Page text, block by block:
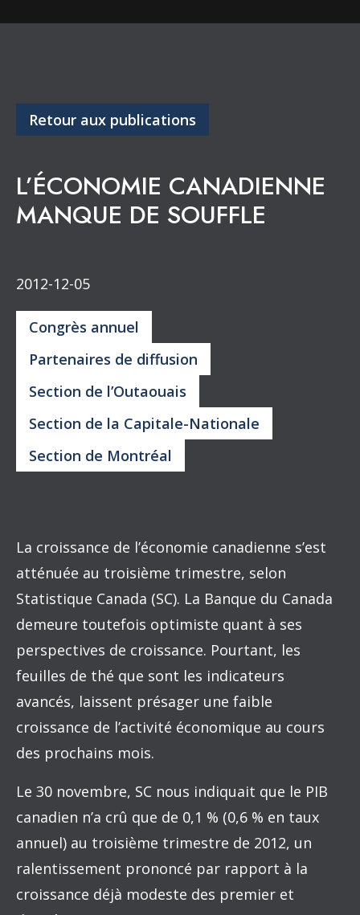
Retour aux publications
L’ÉCONOMIE CANADIENNE
MANQUE DE SOUFFLE
2012-12-05
Congrès annuel
Partenaires de diffusion
Section de l’Outaouais
Section de la Capitale-Nationale
Section de Montréal
La croissance de l’économie canadienne s’est
atténuée au troisième trimestre, selon
Statistique Canada (SC). La Banque du Canada
demeure toutefois optimiste quant à ses
perspectives de croissance. Pourtant, les
feuilles de thé que sont les indicateurs
avancés, laissent présager une faible
croissance de l’activité économique au cours
des prochains mois.
Le 30 novembre, SC nous indiquait que le PIB
canadien n’a crû que de 0,1 % (0,6 % en taux
annuel) au troisième trimestre de 2012, un
ralentissement prononcé par rapport à la
croissance déjà modeste des premier et